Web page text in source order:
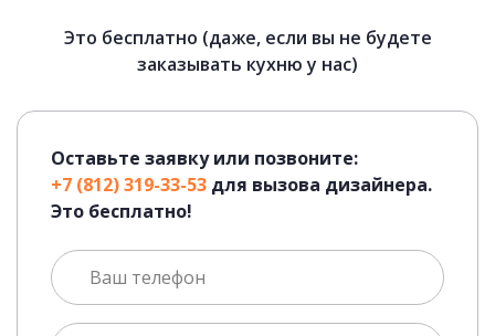
Это бесплатно (даже, если вы не будете
заказывать кухню у нас)
Оставьте заявку или позвоните:
+7 (812) 319-33-53 для вызова дизайнера.
Это бесплатно!